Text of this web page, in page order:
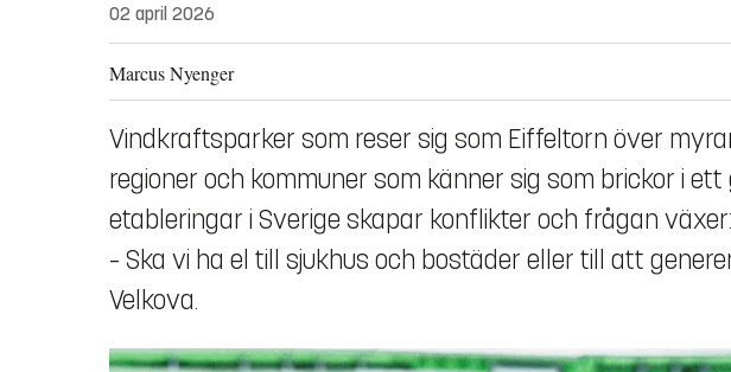
02 april 2026
Marcus Nyenger
Vindkraftsparker som reser sig som Eiffeltorn över
regioner och kommuner som känner sig som brickor i
etableringar i Sverige skapar konflikter och frågan
– Ska vi ha el till sjukhus och bostäder eller till att
Velkova.